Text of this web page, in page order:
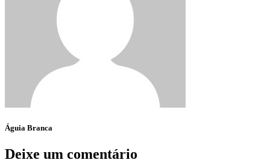
Águia Branca
Deixe um comentário